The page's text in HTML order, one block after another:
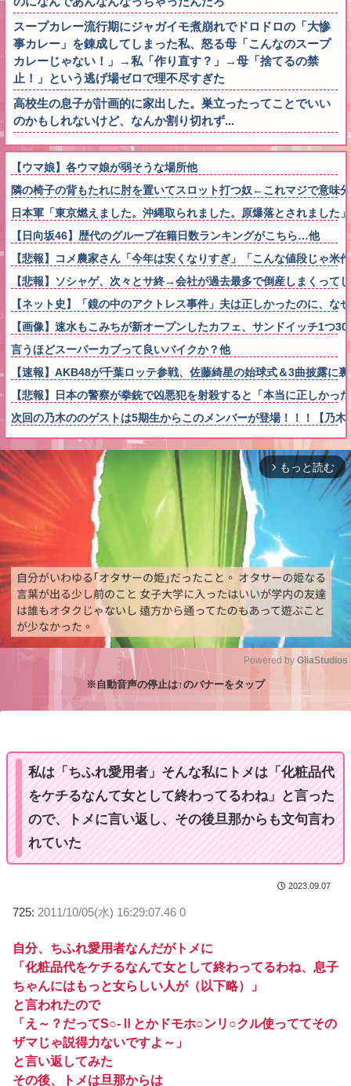
スープカレー流行期にジャガイモ煮崩れでドロドロの「大惨
事カレー」を錬成してしまった私、怒る母「こんなのスープ
カレーじゃない！」→私「作り直す？」→母「捨てるの禁
止！」という逃げ場ゼロで理不尽すぎた
高校生の息子が計画的に家出した。巣立ったってことでいい
のかもしれないけど、なんか割り切れず...
【ウマ娘】各ウマ娘が弱そうな場所他
隣の椅子の背もたれに肘を置いてスロット打つ奴←これマジで意味
日本軍「東京燃えました。沖縄取られました。原爆落とされました
【日向坂46】歴代のグループ在籍日数ランキングがこちら…他
【悲報】コメ農家さん「今年は安くなりすぎ」「こんな値段じゃ
【悲報】ソシャゲ、次々とサ終→会社が過去最多で倒産しまくって
【ネット史】「鏡の中のアクトレス事件」夫は正しかったのに、な
【画像】速水もこみちが新オープンしたカフェ、サンドイッチ1
言うほどスーパーカブって良いバイクか？他
【速報】AKB48が千葉ロッテ参戦、佐藤綺星の始球式＆3曲披露に
【悲報】日本の警察が拳銃で凶悪犯を射殺すると「本当に正しかっ
次回の乃木ののゲストは5期生からこのメンバーが登場！！！【乃木
arrow_forward_ios もっと読む
Powered by GliaStudios
※自動音声の停止は↑のバナーをタップ
私は「ちふれ愛用者」そんな私にトメは「化粧品代
をケチるなんて女として終わってるわね」と言った
ので、トメに言い返し、その後旦那からも文句言わ
れていた
2023.09.07
725: 2011/10/05(水) 16:29:07.46 0
自分、ちふれ愛用者なんだがトメに
「化粧品代をケチるなんて女として終わってるわね、息子
ちゃんにはもっと女らしい人が（以下略）」
と言われたので
「え～？だってS○-Ⅱとかドモホ○ンリ○クル使っててその
ザマじゃ説得力ないですよ～」
と言い返してみた
その後、トメは旦那からは